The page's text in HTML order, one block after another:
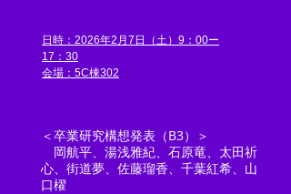
日時：2026年2月7日（土）9：00ー
17：30
​​会場：5C棟302
＜卒業研究構想発表（B3）＞
岡航平、湯浅雅紀、石原竜、太田祈
心、街道夢、佐藤瑠香、千葉紅希、山
口櫂